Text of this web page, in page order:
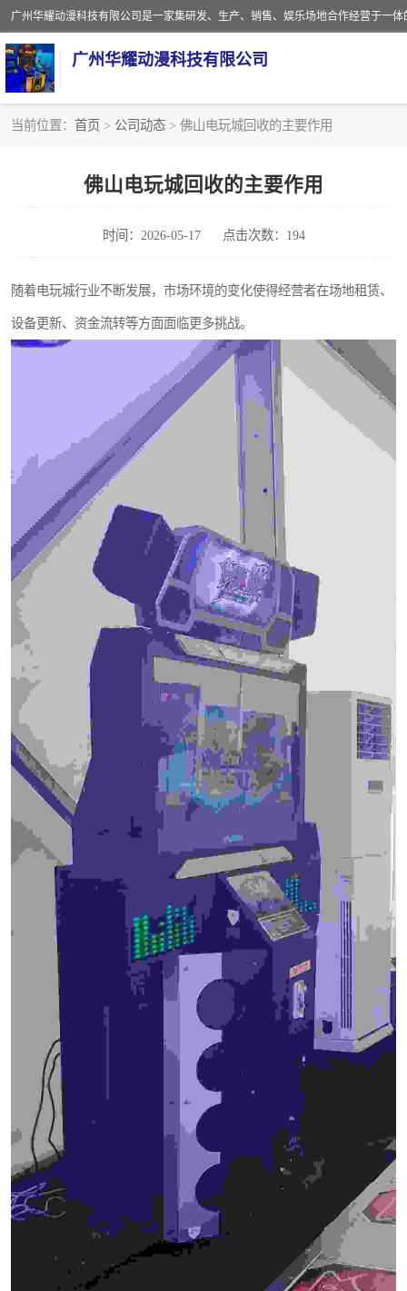
广州华耀动漫科技有限公司
当前位置： 首页 > 公司动态 > 佛山电玩城回收的主要作用
佛山电玩城回收的主要作用
时间：2026-05-17 点击次数：194
随着电玩城行业不断发展，市场环境的变化使得经营者在场地租赁、
设备更新、资金流转等方面面临更多挑战。
游戏厅回收